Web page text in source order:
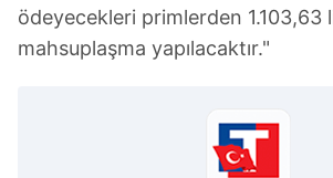
ödeyecekleri primlerden 1.103,63
mahsuplaşma yapılacaktır."